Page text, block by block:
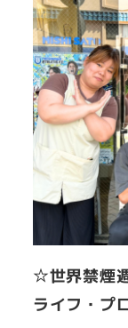
☆世界禁煙
ライフ・プ